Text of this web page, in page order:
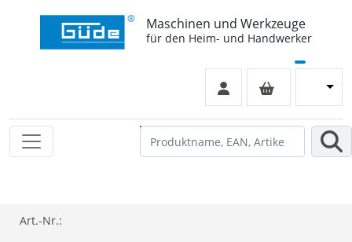
Maschinen und Werkzeuge
für den Heim- und Handwerker
Art.-Nr.: